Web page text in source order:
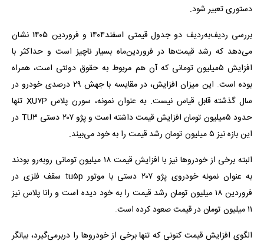
دستوری تعبیر شود.
بررسی ردیف‌به‌ردیف دو جدول قیمتی اسفند۱۴۰۴ و فروردین ۱۴۰۵ نشان
می‌دهد که رشد قیمت‌ها در فروردین‌ماه بسیار ناچیز است و حداکثر با
افزایش ۵‌میلیون تومانی که آن هم مربوط به حقوق دولتی است،‌ همراه
بوده است. این میزان افزایش، در مقایسه با جهش ۲۹ درصدی خودرو در
سال گذشته قابل قیاس نیست. به عنوان نمونه، سورن پلاس XU۷P تنها
حدود ۵‌میلیون تومان افزایش قیمت داشته است و پژو ۲۰۷ دستی TU۳ در
این بازه نیز ۵ میلیون تومان رشد قیمت را به خود می‌بیند.
البته برخی از خودروها نیز با افزایش قیمت ۱۸‌ میلیون تومانی روبه‌رو بودند
به عنوان نمونه خودروی پژو ۲۰۷ دستی با موتور tu۵p سقف فلزی در
فروردین ۱۸‌ میلیون تومان رشد قیمت را به خود دیده است و رانا پلاس نیز
۱۱‌ میلیون تومان در قیمت صعود کرده است.
الگوی افزایش قیمت کنونی که تنها برخی از خودروها را دربرمی‌گیرد، بیانگر